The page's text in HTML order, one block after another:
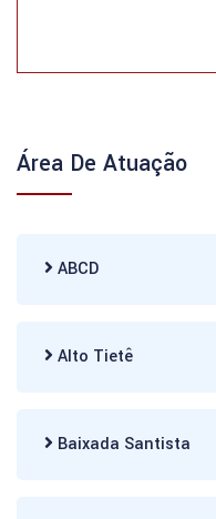
Área De Atuação
ABCD
Alto Tietê
Baixada Santista